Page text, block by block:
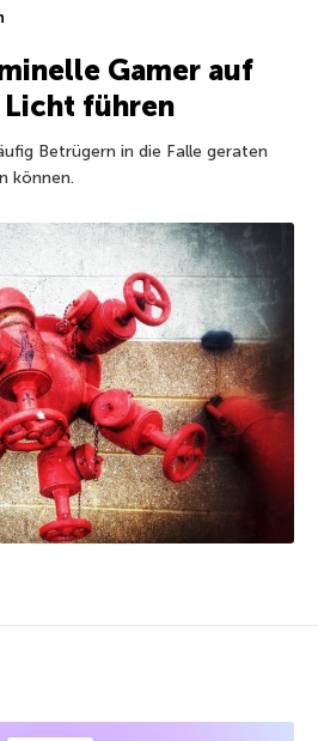
Gamer auf
führen
Betrügern in die Falle geraten
können.